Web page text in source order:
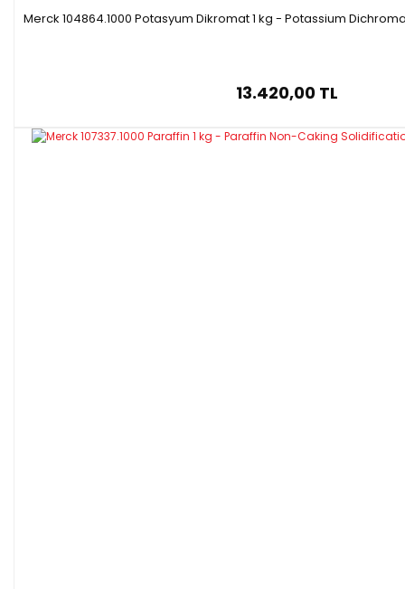
Merck 104864.1000 Potasyum Dikromat 1 kg - Potassium
13.420,00 TL